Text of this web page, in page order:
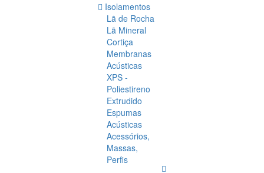
Isolamentos
Lã de Rocha
Lã Mineral
Cortiça
Membranas
Acústicas
XPS -
Poliestireno
Extrudido
Espumas
Acústicas
Acessórios,
Massas,
Perfis